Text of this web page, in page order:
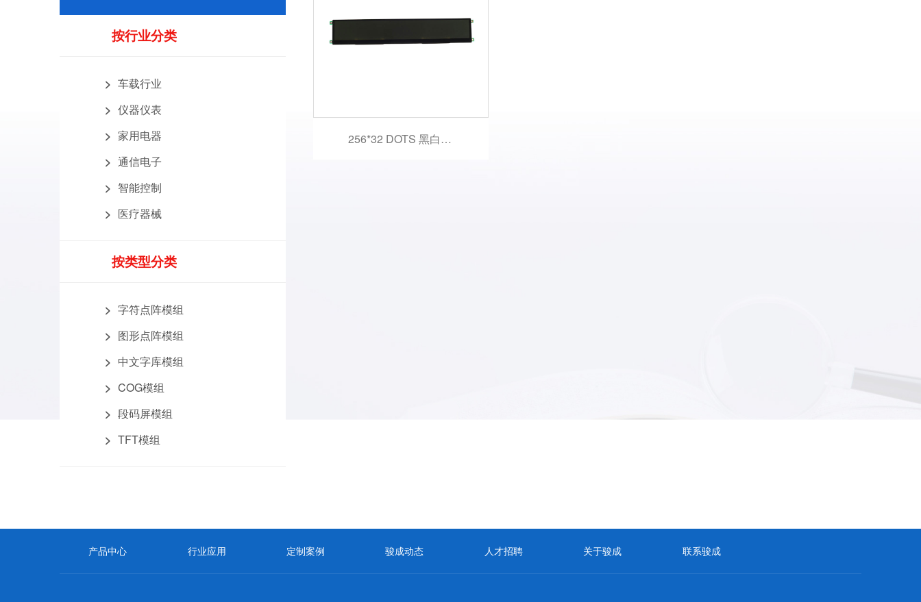
按行业分类
车载行业
仪器仪表
家用电器
通信电子
智能控制
医疗器械
按类型分类
字符点阵模组
图形点阵模组
中文字库模组
COG模组
段码屏模组
TFT模组
256*32 DOTS 黑白液晶显示模块
产品中心 行业应用 定制案例 骏成动态 人才招聘 关于骏成 联系骏成